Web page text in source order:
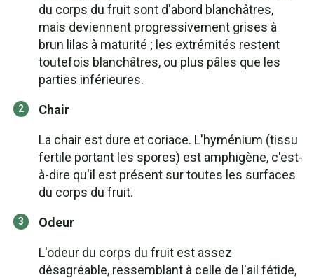
du corps du fruit sont d'abord blanchâtres,
mais deviennent progressivement grises à
brun lilas à maturité ; les extrémités restent
toutefois blanchâtres, ou plus pâles que les
parties inférieures.
Chair
La chair est dure et coriace. L'hyménium (tissu
fertile portant les spores) est amphigène, c'est-
à-dire qu'il est présent sur toutes les surfaces
du corps du fruit.
Odeur
L'odeur du corps du fruit est assez
désagréable, ressemblant à celle de l'ail fétide,